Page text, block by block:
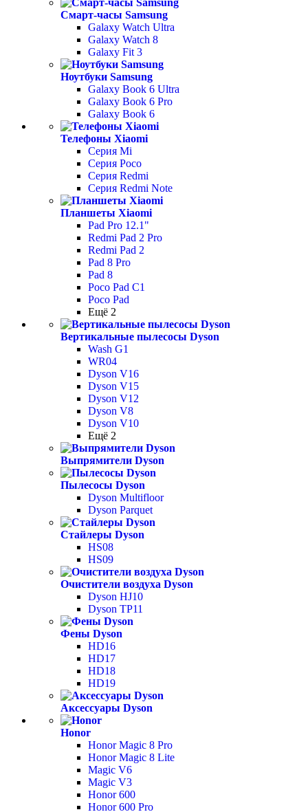
Смарт-часы Samsung
Galaxy Watch Ultra
Galaxy Watch 8
Galaxy Fit 3
Ноутбуки Samsung
Galaxy Book 6 Ultra
Galaxy Book 6 Pro
Galaxy Book 6
Телефоны Xiaomi
Серия Mi
Серия Poco
Серия Redmi
Серия Redmi Note
Планшеты Xiaomi
Pad Pro 12.1"
Redmi Pad 2 Pro
Redmi Pad 2
Pad 8 Pro
Pad 8
Poco Pad С1
Poco Pad
Ещё 2
Вертикальные пылесосы Dyson
Wash G1
WR04
Dyson V16
Dyson V15
Dyson V12
Dyson V8
Dyson V10
Ещё 2
Выпрямители Dyson
Пылесосы Dyson
Dyson Multifloor
Dyson Parquet
Стайлеры Dyson
HS08
HS09
Очистители воздуха Dyson
Dyson HJ10
Dyson TP11
Фены Dyson
HD16
HD17
HD18
HD19
Аксессуары Dyson
Honor
Honor Magic 8 Pro
Honor Magic 8 Lite
Magic V6
Magic V3
Honor 600
Honor 600 Pro